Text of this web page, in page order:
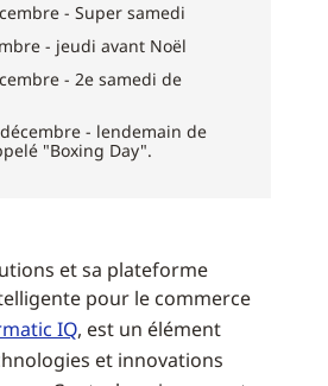
- Super samedi
- jeudi avant Noël
- 2e samedi de
- lendemain de
"Boxing Day".
et sa plateforme
pour le commerce
IQ, est un élément
et innovations